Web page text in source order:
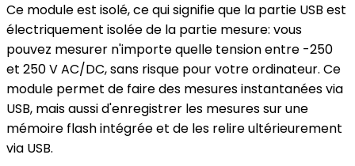
Ce module est isolé, ce qui signifie que la partie USB est
électriquement isolée de la partie mesure: vous
pouvez mesurer n'importe quelle tension entre -250
et 250 V AC/DC, sans risque pour votre ordinateur. Ce
module permet de faire des mesures instantanées via
USB, mais aussi d'enregistrer les mesures sur une
mémoire flash intégrée et de les relire ultérieurement
via USB.